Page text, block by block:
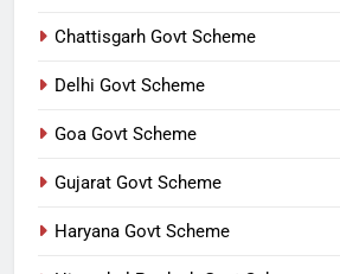
Chattisgarh Govt Scheme
Delhi Govt Scheme
Goa Govt Scheme
Gujarat Govt Scheme
Haryana Govt Scheme